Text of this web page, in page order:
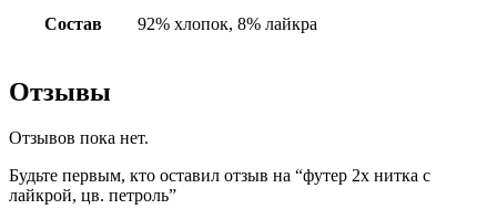
Состав 92% хлопок, 8% лайкра
Отзывы
Отзывов пока нет.
Будьте первым, кто оставил отзыв на “футер 2х нитка с
лайкрой, цв. петроль”